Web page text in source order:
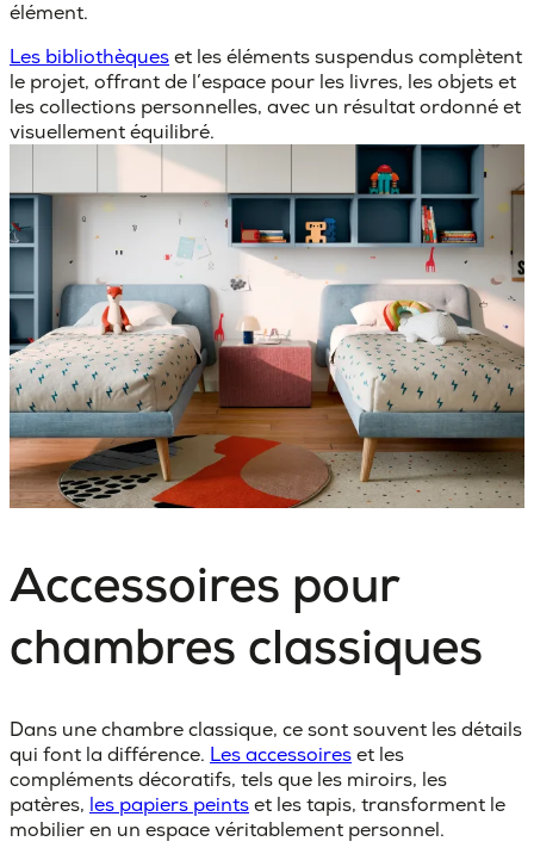
élément.
Les bibliothèqueset les éléments suspendus complètent
le projet, offrant de l’espace pour les livres, les objets et
les collections personnelles, avec un résultat ordonné et
visuellement équilibré.
Accessoires pour
chambres classiques
Dans une chambre classique, ce sont souvent les détails
qui font la différence. Les accessoireset les
compléments décoratifs, tels que les miroirs, les
patères, les papiers peintset les tapis, transforment le
mobilier en un espace véritablement personnel.